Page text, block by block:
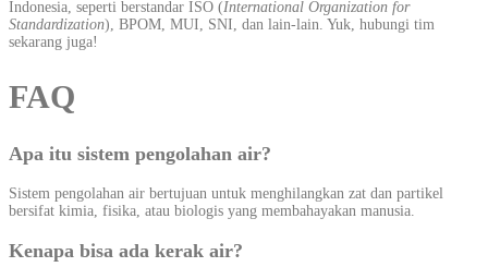
Indonesia, seperti berstandar ISO (International Organization for
Standardization), BPOM, MUI, SNI, dan lain-lain. Yuk, hubungi tim
sekarang juga!
FAQ
Apa itu sistem pengolahan air?
Sistem pengolahan air bertujuan untuk menghilangkan zat dan partikel
bersifat kimia, fisika, atau biologis yang membahayakan manusia.
Kenapa bisa ada kerak air?